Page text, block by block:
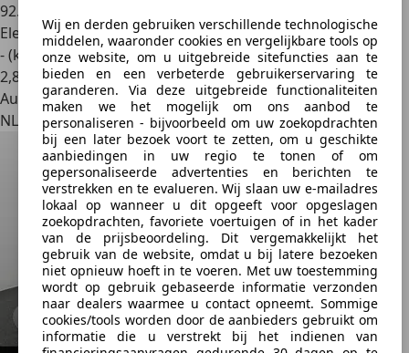
Wij en derden gebruiken verschillende technologische
middelen, waaronder cookies en vergelijkbare tools op
onze website, om u uitgebreide sitefuncties aan te
bieden en een verbeterde gebruikerservaring te
garanderen. Via deze uitgebreide functionaliteiten
maken we het mogelijk om ons aanbod te
personaliseren - bijvoorbeeld om uw zoekopdrachten
bij een later bezoek voort te zetten, om u geschikte
aanbiedingen in uw regio te tonen of om
gepersonaliseerde advertenties en berichten te
verstrekken en te evalueren. Wij slaan uw e-mailadres
lokaal op wanneer u dit opgeeft voor opgeslagen
zoekopdrachten, favoriete voertuigen of in het kader
van de prijsbeoordeling. Dit vergemakkelijkt het
gebruik van de website, omdat u bij latere bezoeken
niet opnieuw hoeft in te voeren. Met uw toestemming
wordt op gebruik gebaseerde informatie verzonden
naar dealers waarmee u contact opneemt. Sommige
cookies/tools worden door de aanbieders gebruikt om
informatie die u verstrekt bij het indienen van
92.510 km
Elektrisch
- (kWh/100 km)
2,8
Autobedrijf
NL 2665 JA